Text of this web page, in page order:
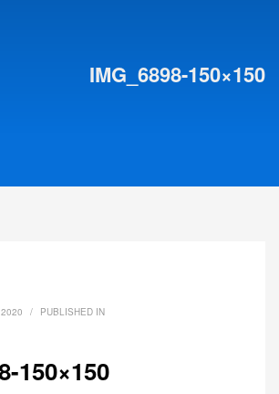
IMG_6898-150×150
/ PUBLISHED IN
150×150